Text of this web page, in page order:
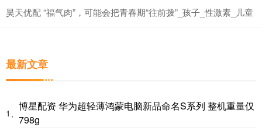
昊天优配 “福气肉”，可能会把青春期“往前拨”_孩子_性激素_儿童
最新文章
1、
博星配资 华为超轻薄鸿蒙电脑新品命名S系列 整机重量仅
798g